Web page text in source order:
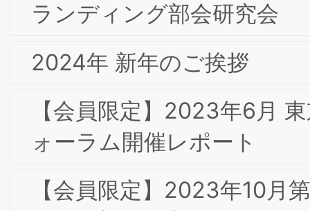
【会員限定】2022年3月 第8回東阪合同
ユーザーイノベーション」カルビー株式
会社 大塚竜太 氏
2022年頭のご挨拶
【会員限定】2021年12月 第6回東阪合同
肌ラボ、ロクシタンからスマートニュ